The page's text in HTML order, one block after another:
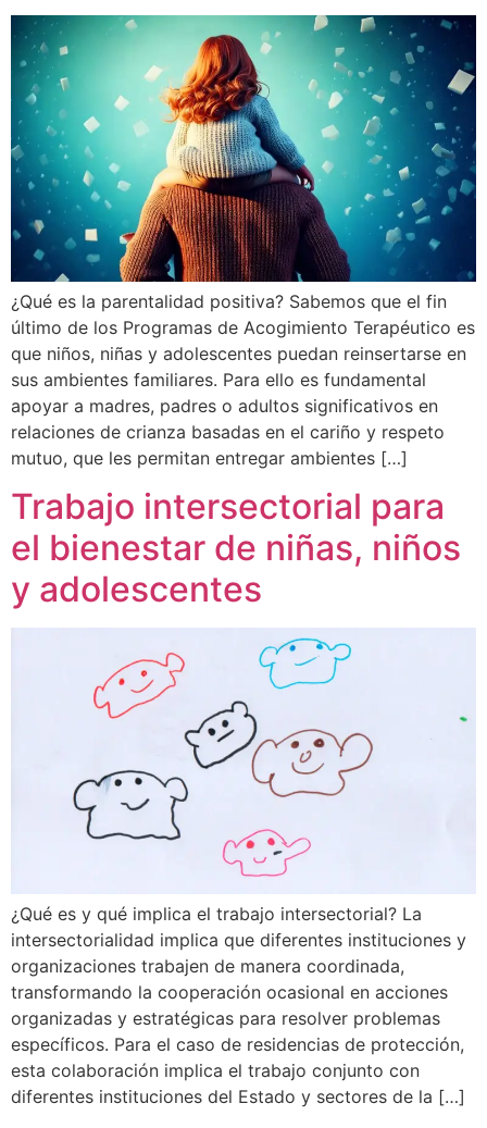
¿Qué es la parentalidad positiva? Sabemos que el fin
último de los Programas de Acogimiento Terapéutico es
que niños, niñas y adolescentes puedan reinsertarse en
sus ambientes familiares. Para ello es fundamental
apoyar a madres, padres o adultos significativos en
relaciones de crianza basadas en el cariño y respeto
mutuo, que les permitan entregar ambientes […]
Trabajo intersectorial para
el bienestar de niñas, niños
y adolescentes
¿Qué es y qué implica el trabajo intersectorial? La
intersectorialidad implica que diferentes instituciones y
organizaciones trabajen de manera coordinada,
transformando la cooperación ocasional en acciones
organizadas y estratégicas para resolver problemas
específicos. Para el caso de residencias de protección,
esta colaboración implica el trabajo conjunto con
diferentes instituciones del Estado y sectores de la […]